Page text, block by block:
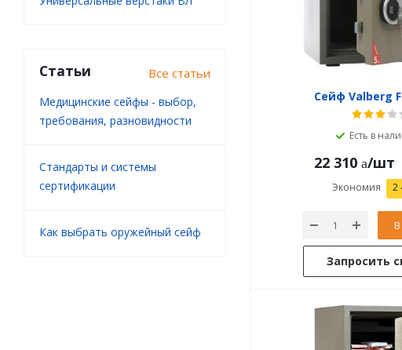
Сейф Valberg
Есть в
22 310 /шт
Экономия 2
Запросить
Статьи Все статьи
Медицинские сейфы - выбор,
требования, разновидности
Стандарты и системы
сертификации
Как выбрать оружейный сейф